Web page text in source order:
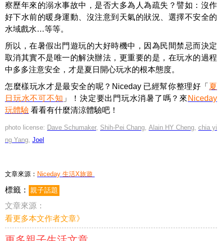
察歷年來的溺水事故中，是否大多為人為疏失？譬如：沒作
好下水前的暖身運動、沒注意到天氣的狀況、選擇不安全的
水域戲水…等等。
所以，在暑假出門遊玩的大好時機中，因為民間禁忌而決定
取消其實不是唯一的解決辦法，更重要的是，在玩水的過程
中多多注意安全，才是夏日開心玩水的根本態度。
怎麼樣玩水才是最安全的呢？Niceday 已經幫你整理好「 夏
日玩水不可不知 」！決定要出門玩水消暑了嗎？來 Niceday
玩體驗 看看有什麼清涼體驗吧！
photo license: Dave Schumaker, Shih-Pei Chang Alain HY Cheng chia yi
ng Yang Joel
文章來源： Niceday 生活X旅遊
標籤： 親子話題
文章來源：
看更多本文作者文章》